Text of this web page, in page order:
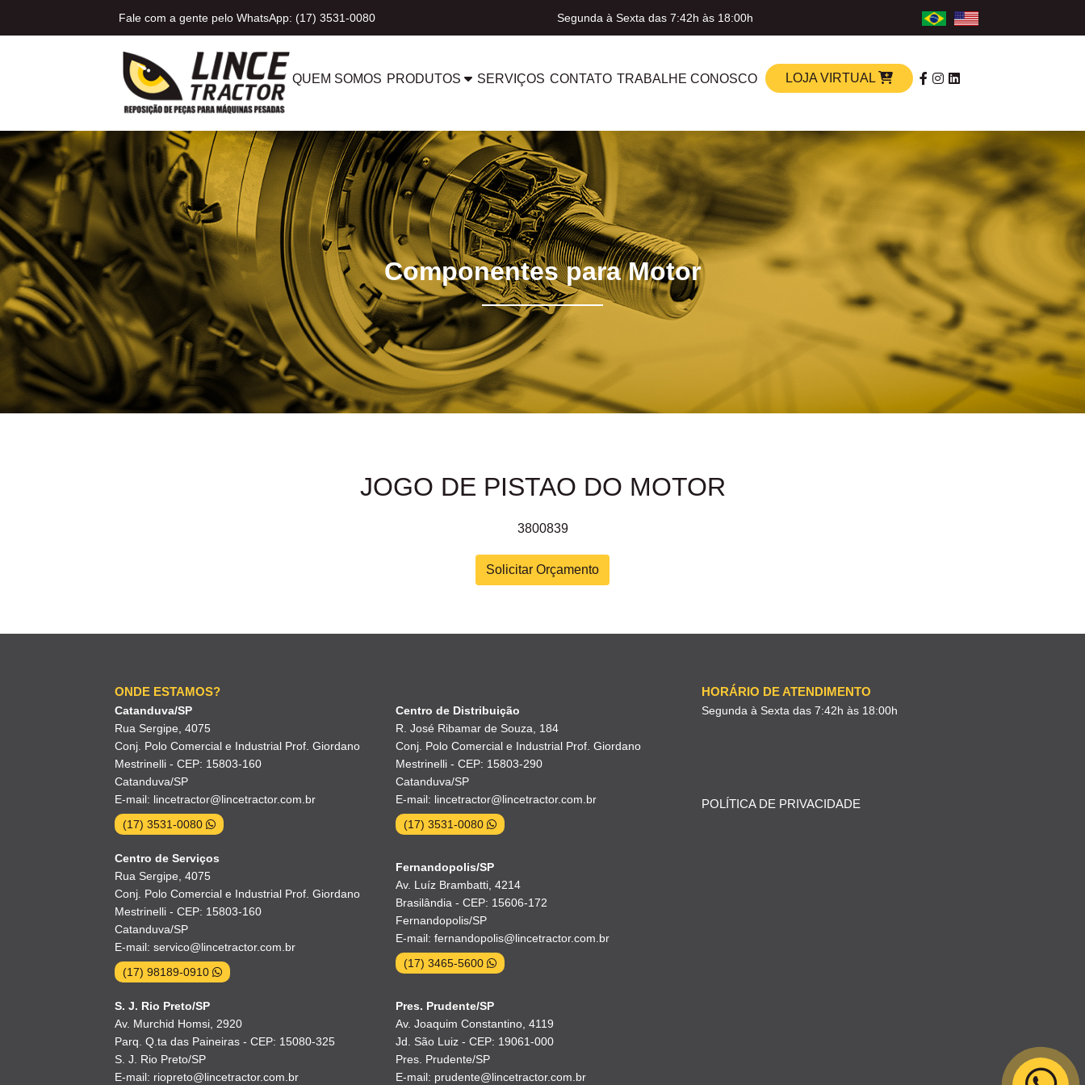
Fale com a gente pelo WhatsApp: (17) 3531-0080 Segunda à Sexta das 7:42h às 18:00h
QUEM SOMOS PRODUTOS SERVIÇOS CONTATO TRABALHE CONOSCO LOJA VIRTUAL
Componentes para Motor
JOGO DE PISTAO DO MOTOR
3800839
Solicitar Orçamento
ONDE ESTAMOS?
Catanduva/SP
Rua Sergipe, 4075
Conj. Polo Comercial e Industrial Prof. Giordano
Mestrinelli - CEP: 15803-160
Catanduva/SP
E-mail: lincetractor@lincetractor.com.br
(17) 3531-0080
Centro de Distribuição
R. José Ribamar de Souza, 184
Conj. Polo Comercial e Industrial Prof. Giordano
Mestrinelli - CEP: 15803-290
Catanduva/SP
E-mail: lincetractor@lincetractor.com.br
(17) 3531-0080
Centro de Serviços
Rua Sergipe, 4075
Conj. Polo Comercial e Industrial Prof. Giordano
Mestrinelli - CEP: 15803-160
Catanduva/SP
E-mail: servico@lincetractor.com.br
(17) 98189-0910
Fernandopolis/SP
Av. Luíz Brambatti, 4214
Brasilândia - CEP: 15606-172
Fernandopolis/SP
E-mail: fernandopolis@lincetractor.com.br
(17) 3465-5600
S. J. Rio Preto/SP
Av. Murchid Homsi, 2920
Parq. Q.ta das Paineiras - CEP: 15080-325
S. J. Rio Preto/SP
E-mail: riopreto@lincetractor.com.br
Pres. Prudente/SP
Av. Joaquim Constantino, 4119
Jd. São Luiz - CEP: 19061-000
Pres. Prudente/SP
E-mail: prudente@lincetractor.com.br
HORÁRIO DE ATENDIMENTO
Segunda à Sexta das 7:42h às 18:00h
POLÍTICA DE PRIVACIDADE